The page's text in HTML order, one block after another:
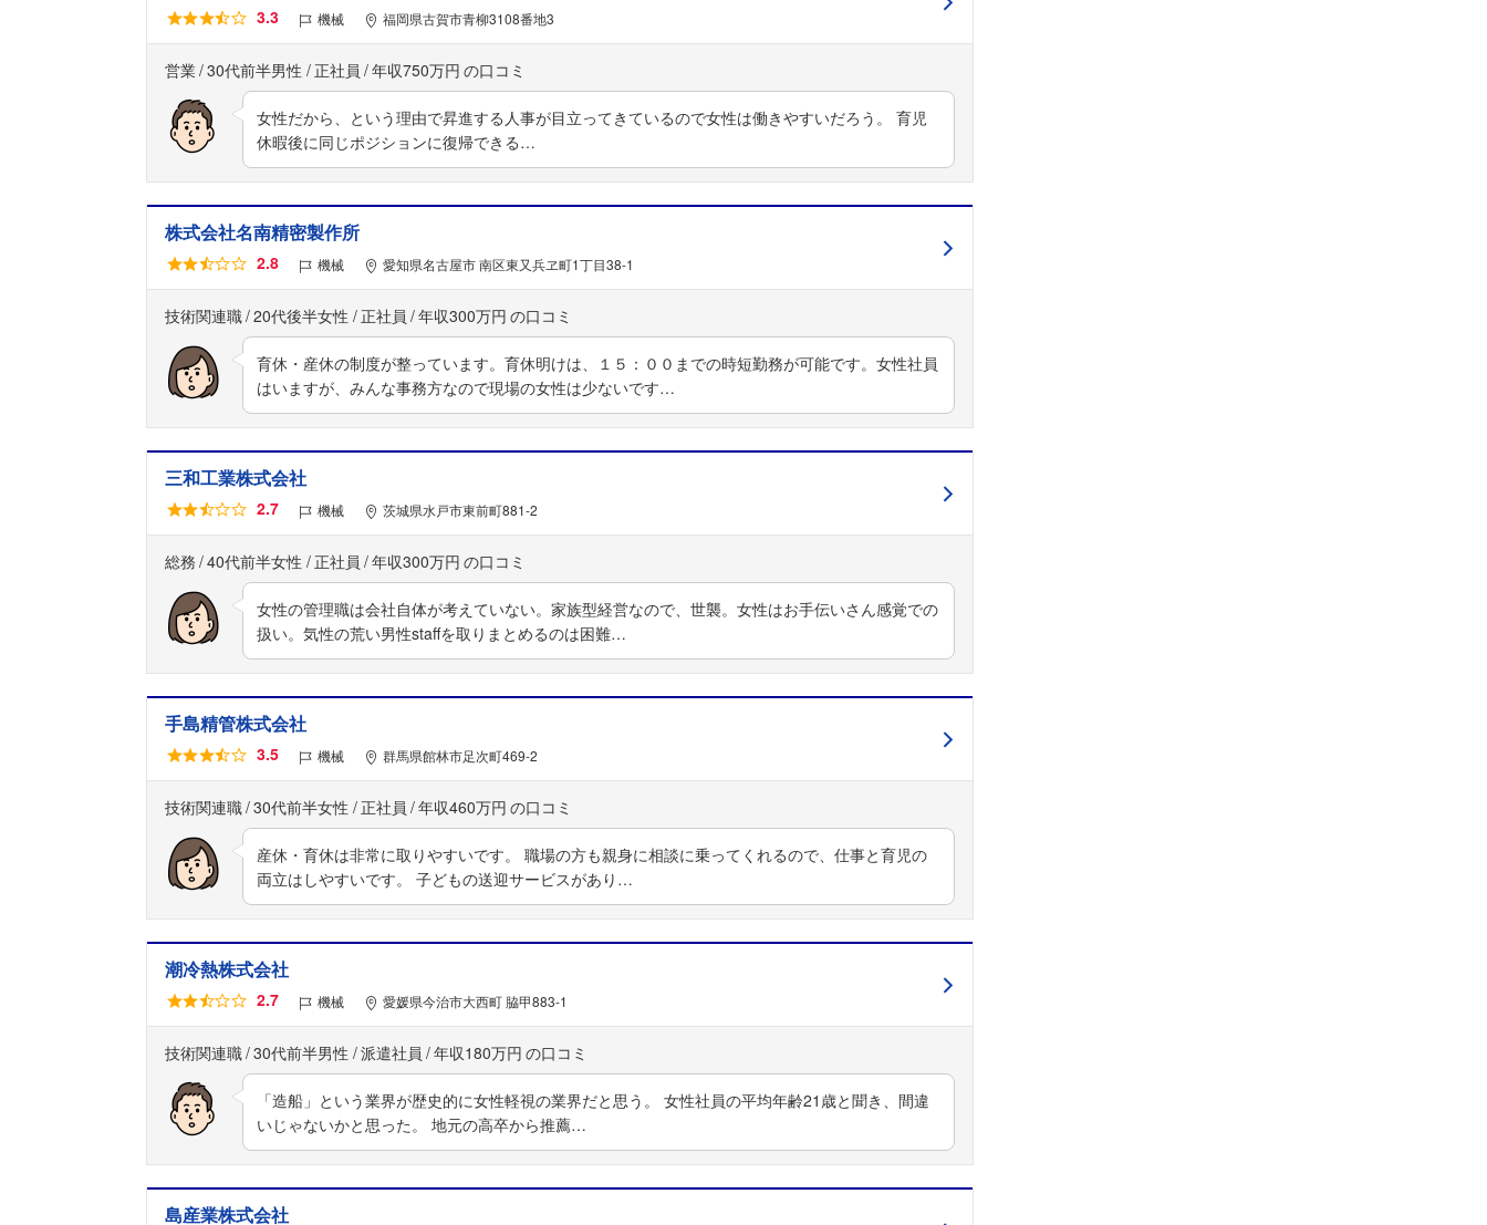
3.3 機械 福岡県古賀市青柳3108番地3
営業 30代前半男性 正社員 年収750万円
女性だから、という理由で昇進する人事が目立ってきているので女性は働きやすいだろう。 育児
休暇後に同じポジションに復帰できる…
株式会社名南精密製作所
2.8 機械 愛知県名古屋市 南区東又兵ヱ町1丁目38-1
技術関連職 20代後半女性 正社員 年収300万円
育休・産休の制度が整っています。育休明けは、１５：００までの時短勤務が可能です。女性社員
はいますが、みんな事務方なので現場の女性は少ないです…
三和工業株式会社
2.7 機械 茨城県水戸市東前町881-2
総務 40代前半女性 正社員 年収300万円
女性の管理職は会社自体が考えていない。家族型経営なので、世襲。女性はお手伝いさん感覚での
扱い。気性の荒い男性staffを取りまとめるのは困難…
手島精管株式会社
3.5 機械 群馬県館林市足次町469-2
技術関連職 30代前半女性 正社員 年収460万円
産休・育休は非常に取りやすいです。 職場の方も親身に相談に乗ってくれるので、仕事と育児の
両立はしやすいです。 子どもの送迎サービスがあり…
潮冷熱株式会社
2.7 機械 愛媛県今治市大西町 脇甲883-1
技術関連職 30代前半男性 派遣社員 年収180万円
「造船」という業界が歴史的に女性軽視の業界だと思う。 女性社員の平均年齢21歳と聞き、間違
いじゃないかと思った。 地元の高卒から推薦…
島産業株式会社